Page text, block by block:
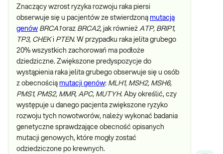
Znaczący wzrost ryzyka rozwoju raka piersi
obserwuje się u pacjentów ze stwierdzoną mutacją
genów BRCA1oraz BRCA2, jak również ATP, BRIP1,
TP3, CHEK i PTEN. W przypadku raka jelita grubego
20% wszystkich zachorowań ma podłoże
dziedziczne. Zwiększone predyspozycje do
wystąpienia raka jelita grubego obserwuje się u osób
z obecnością mutacji genów: MLH1, MSH2, MSH6,
PMS1, PMS2, MMR, APC, MUTYH. Aby określić, czy
występuje u danego pacjenta zwiększone ryzyko
rozwoju tych nowotworów, należy wykonać badania
genetyczne sprawdzające obecność opisanych
mutacji genowych, które mogły zostać
odziedziczone po krewnych.